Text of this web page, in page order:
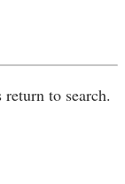
to search.